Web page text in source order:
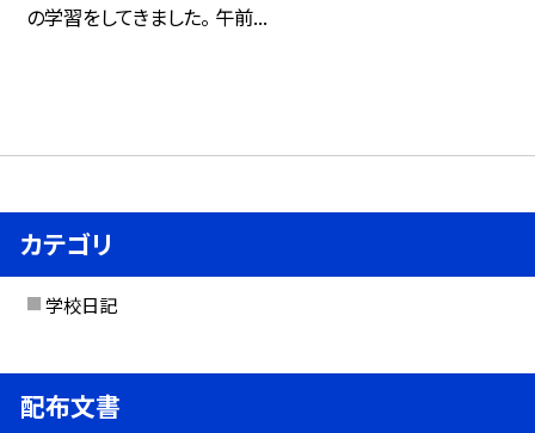
の学習をしてきました。 午前...
カテゴリ
学校日記
配布文書